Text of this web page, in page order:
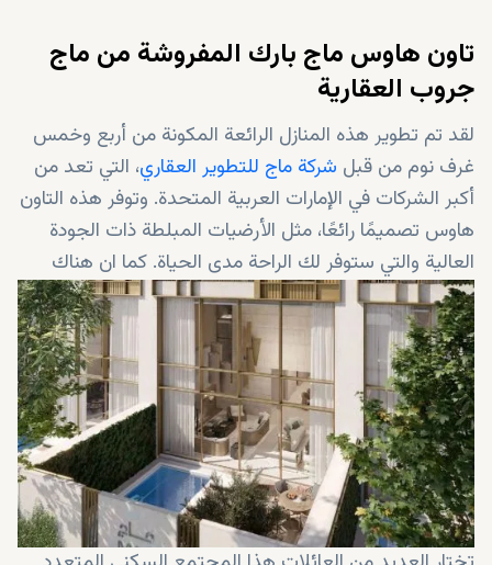
تاون هاوس ماج بارك المفروشة من ماج
جروب العقارية
لقد تم تطوير هذه المنازل الرائعة المكونة من أربع وخمس
غرف نوم من قبل شركة ماج للتطوير العقاري، التي تعد من
أكبر الشركات في الإمارات العربية المتحدة. وتوفر هذه التاون
هاوس تصميمًا رائعًا، مثل الأرضيات المبلطة ذات الجودة
العالية والتي ستوفر لك الراحة مدى الحياة. كما ان هناك
مساحة إضافية في كل غرفة، والتي يمكنك استخدامها
لأغراض مختلفة.